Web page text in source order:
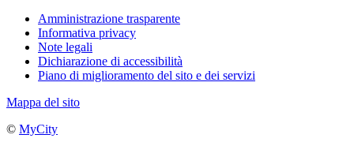
Amministrazione trasparente
Informativa privacy
Note legali
Dichiarazione di accessibilità
Piano di miglioramento del sito e dei servizi
Mappa del sito
© MyCity